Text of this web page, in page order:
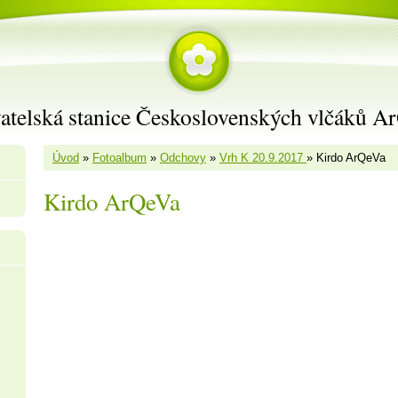
stanice Československých vlčáků
Úvod » Fotoalbum » Odchovy » Vrh K 20.9.2017 » Kirdo ArQeVa
Kirdo ArQeVa